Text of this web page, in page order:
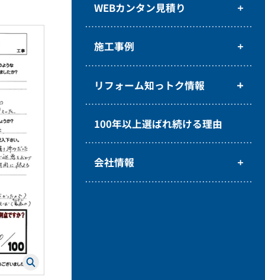
WEBカンタン見積り
施工事例
リフォーム知っトク情報
100年以上選ばれ続ける理由
会社情報